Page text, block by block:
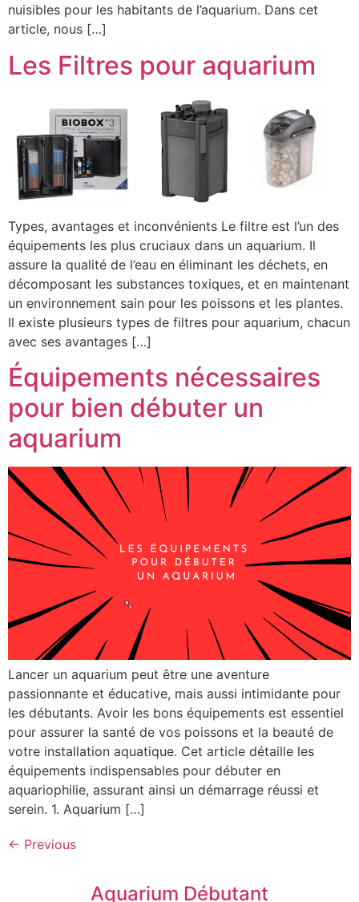
nuisibles pour les habitants de l’aquarium. Dans cet
article, nous […]
Les Filtres pour aquarium
Types, avantages et inconvénients Le filtre est l’un des
équipements les plus cruciaux dans un aquarium. Il
assure la qualité de l’eau en éliminant les déchets, en
décomposant les substances toxiques, et en maintenant
un environnement sain pour les poissons et les plantes.
Il existe plusieurs types de filtres pour aquarium, chacun
avec ses avantages […]
Équipements nécessaires
pour bien débuter un
aquarium
Lancer un aquarium peut être une aventure
passionnante et éducative, mais aussi intimidante pour
les débutants. Avoir les bons équipements est essentiel
pour assurer la santé de vos poissons et la beauté de
votre installation aquatique. Cet article détaille les
équipements indispensables pour débuter en
aquariophilie, assurant ainsi un démarrage réussi et
serein. 1. Aquarium […]
← Previous
Aquarium Débutant